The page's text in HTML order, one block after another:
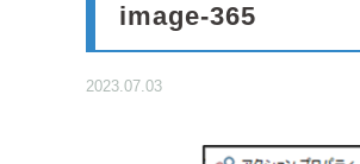
image-365
2023.07.03